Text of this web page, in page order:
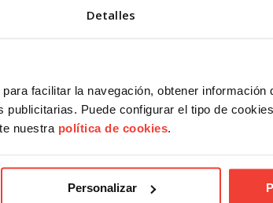
Detalles
facilitar la navegación, obtener información
Puede configurar el tipo de
nuestra política de cookies.
Personalizar
#ElContadorNoEstáACero
31 DICIEMBRE, 2017